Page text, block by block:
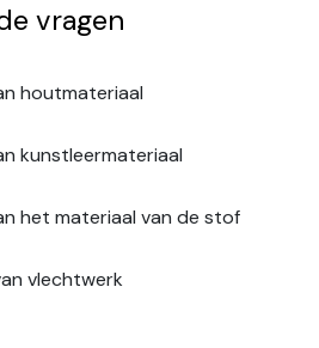
vragen
houtmateriaal
kunstleermateriaal
het materiaal van de stof
vlechtwerk